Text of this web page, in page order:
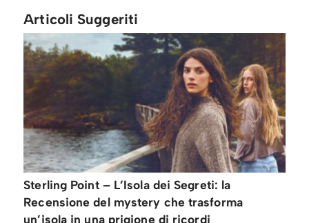
Articoli Suggeriti
Sterling Point – L’Isola dei Segreti: la
Recensione del mystery che trasforma
un’isola in una prigione di ricordi